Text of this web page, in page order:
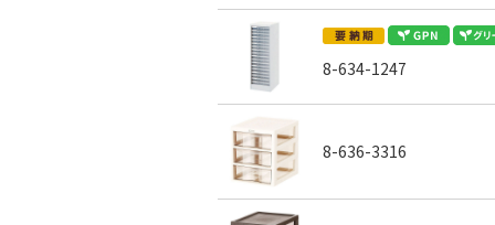
8-634-1247
8-636-3316